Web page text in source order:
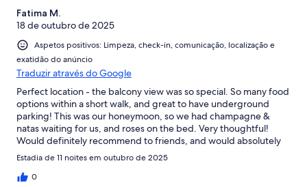
Fatima M.
18 de outubro de 2025
Aspetos positivos: Limpeza, check-in, comunicação, localização e
exatidão do anúncio
Traduzir através do Google
Perfect location - the balcony view was so special. So many food
options within a short walk, and great to have underground
parking! This was our honeymoon, so we had champagne &
natas waiting for us, and roses on the bed. Very thoughtful!
Would definitely recommend to friends, and would absolutely
book here again!
Estadia de 11 noites em outubro de 2025
0